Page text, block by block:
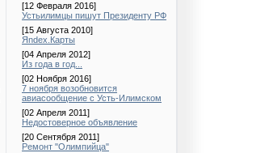
[12 Февраля 2016]
Устьилимцы пишут Президенту РФ
[15 Августа 2010]
Яndex.Карты
[04 Апреля 2012]
Из года в год...
[02 Ноября 2016]
7 ноября возобновится
авиасообщение с Усть-Илимском
[02 Апреля 2011]
Недостоверное объявление
[20 Сентября 2011]
Ремонт "Олимпийца"